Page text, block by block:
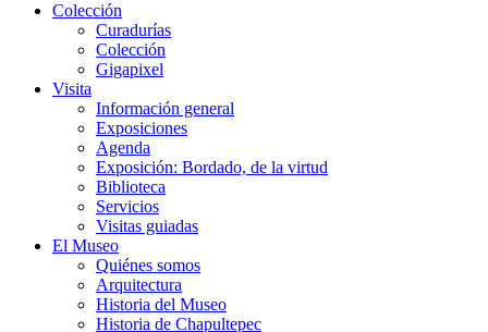
Colección
Curadurías
Colección
Gigapixel
Visita
Información general
Exposiciones
Agenda
Exposición: Bordado, de la virtud
Biblioteca
Servicios
Visitas guiadas
El Museo
Quiénes somos
Arquitectura
Historia del Museo
Historia de Chapultepec